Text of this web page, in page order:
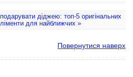
діджею: топ-5 оригінальних
для найближчих »
Повернутися наверх